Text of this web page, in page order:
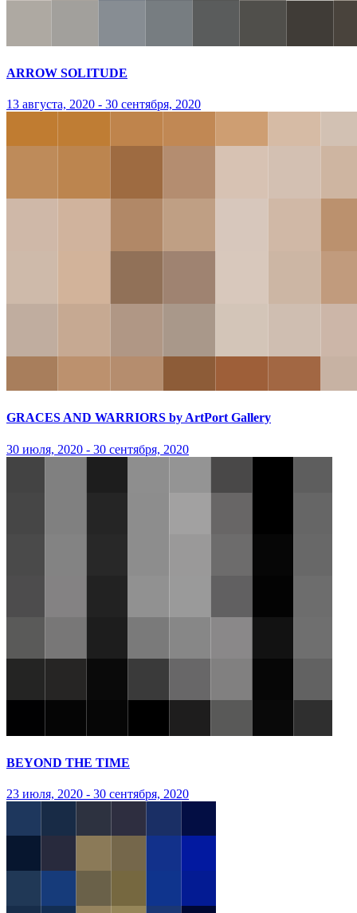
ARROW SOLITUDE
13 августа, 2020 - 30 сентября, 2020
GRACES AND WARRIORS by ArtPort Gallery
30 июля, 2020 - 30 сентября, 2020
BEYOND THE TIME
23 июля, 2020 - 30 сентября, 2020